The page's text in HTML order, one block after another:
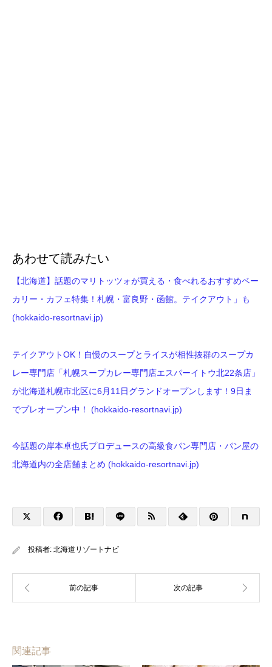
あわせて読みたい
【北海道】話題のマリトッツォが買える・食べれるおすすめベー
カリー・カフェ特集！札幌・富良野・函館。テイクアウト」も
(hokkaido-resortnavi.jp)
テイクアウトOK！自慢のスープとライスが相性抜群のスープカ
レー専門店「札幌スープカレー専門店エスパーイトウ北22条店」
が北海道札幌市北区に6月11日グランドオープンします！9日ま
でプレオープン中！ (hokkaido-resortnavi.jp)
今話題の岸本卓也氏プロデュースの高級食パン専門店・パン屋の
北海道内の全店舗まとめ (hokkaido-resortnavi.jp)
投稿者: 北海道リゾートナビ
関連記事